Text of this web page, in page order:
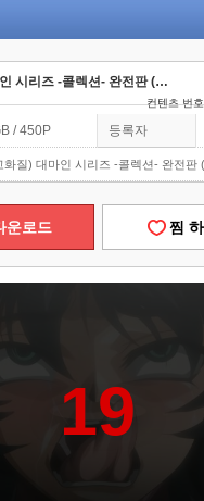
ㅡ고화질) 대마인 시리즈 -콜렉션- 완전판 (자막o)TAG
컨텐츠 번
/ 450P 등록자
화질) 대마인 시리즈 -콜렉션- 완전판
운로드 찜 하
19